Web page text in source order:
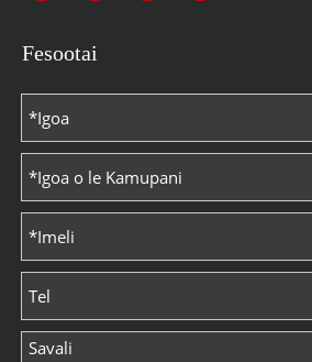
Fesootai